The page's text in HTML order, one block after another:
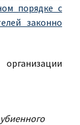
порядке с
законно